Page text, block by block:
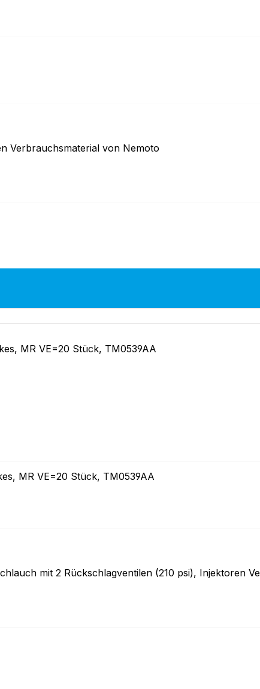
Verbrauchsmaterial von Nemoto
MR VE=20 Stück, TM0539AA
mit 2 Rückschlagventilen (210 psi), Injektoren